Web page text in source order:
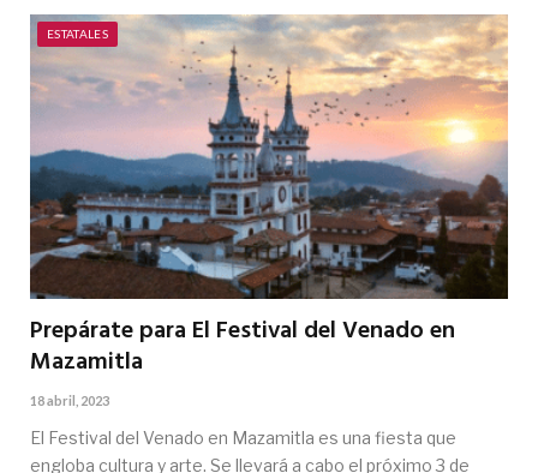
ESTATALES
Prepárate para El Festival del Venado en
Mazamitla
18 abril, 2023
El Festival del Venado en Mazamitla es una fiesta que
engloba cultura y arte. Se llevará a cabo el próximo 3 de